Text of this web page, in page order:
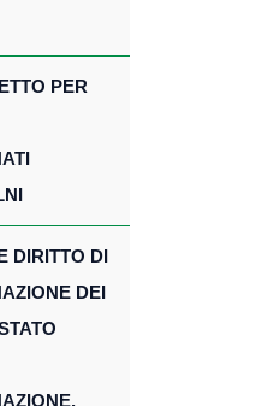
PER
DIRITTO DI
DEI